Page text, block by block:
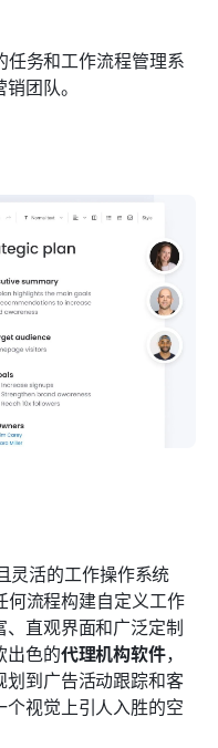
任务和工作流程管理系
团队。
灵活的工作操作系统
何流程构建自定义工作
直观界面和广泛定制
出色的代理机构软件，
到广告活动跟踪和客
视觉上引人入胜的空